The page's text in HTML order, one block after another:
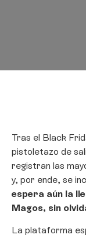
Tras el Black
pistoletazo de
registran las
y, por ende, se
espera aún la
Magos, sin
La plataforma